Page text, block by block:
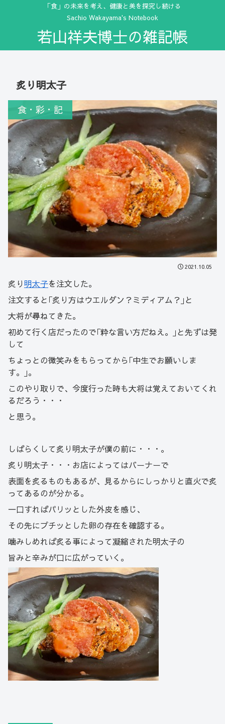
「食」の未来を考え、健康と美を探究し続ける
Sachio Wakayama's Notebook
若山祥夫博士の雑記帳
炙り明太子
食・彩・記
2021.10.05
炙り 明太子を注文した。
注文すると｢炙り方はウエルダン？ミディアム？｣と
大将が尋ねてきた。
初めて行く店だったので｢粋な言い方だねえ。｣と先ずは発
して
ちょっとの微笑みをもらってから｢中生でお願いしま
す。｣。
このやり取りで、今度行った時も大将は覚えておいてくれ
るだろう・・・
と思う。
しばらくして炙り明太子が僕の前に・・・。
炙り明太子・・・お店によってはバーナーで
表面を炙るものもあるが、見るからにしっかりと直火で炙
ってあるのが分かる。
一口すればパリッとした外皮を感じ、
その先にプチッとした卵の存在を確認する。
噛みしめれば炙る事によって凝縮された明太子の
旨みと辛みが口に広がっていく。